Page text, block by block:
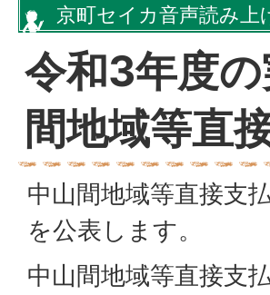
京町セイカ音声読み上
令和3年度
間地域等直
中山間地域等直接支
を公表します。
中山間地域等直接支